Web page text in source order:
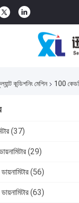
কন্ডিশনিং মেশিন 100
(37)
(29)
(56)
(63)